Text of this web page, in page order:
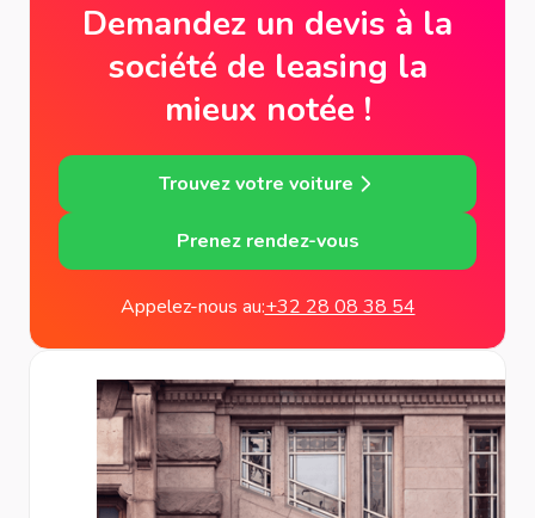
Demandez un devis à la
société de leasing la
mieux notée !
Trouvez votre voiture
Prenez rendez-vous
Appelez-nous au:+32 28 08 38 54